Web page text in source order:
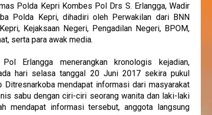
Polda Kepri Kombes Pol Drs S. Erlangga, Wadir
Polda Kepri, dihadiri oleh Perwakilan dari BNN
Kejaksaan Negeri, Pengadilan Negeri, BPOM,
serta para awak media.
Erlangga menerangkan kronologis kejadian,
hari selasa tanggal 20 Juni 2017 sekira pukul
Ditresnarkoba mendapat informasi dari masyarakat
sabu dengan ciri-ciri seorang wanita dan laki-laki
mendapat informasi tersebut, anggota langsung